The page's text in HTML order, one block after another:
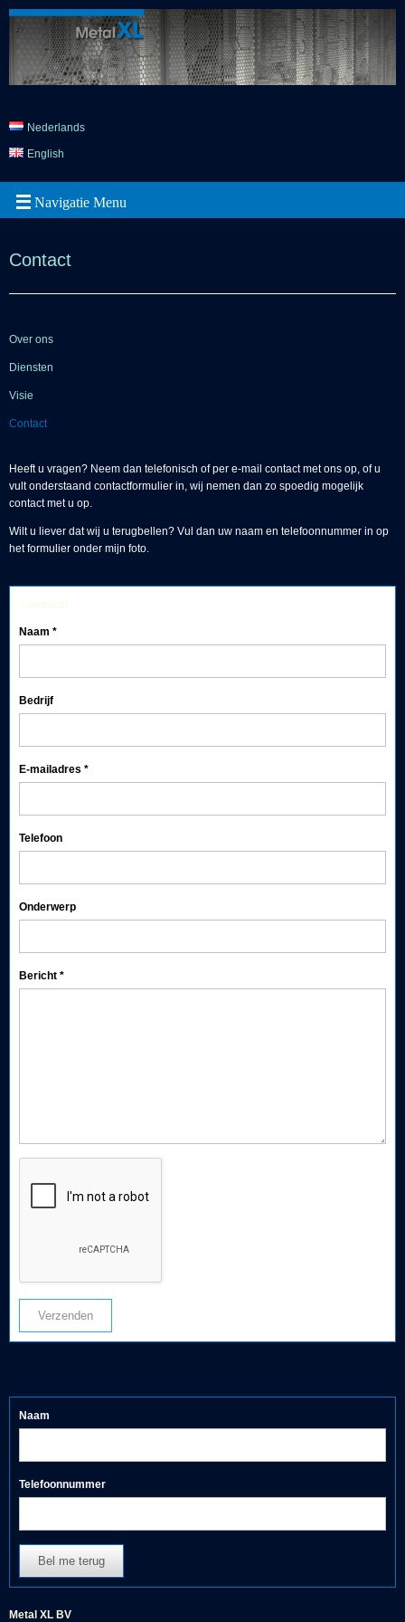
Nederlands
English
Contact
Over ons
Diensten
Visie
Contact
Heeft u vragen? Neem dan telefonisch of per e-mail contact met ons op, of u
vult onderstaand contactformulier in, wij nemen dan zo spoedig mogelijk
contact met u op.
Wilt u liever dat wij u terugbellen? Vul dan uw naam en telefoonnummer in op
het formulier onder mijn foto.
* verplicht
Naam *
Bedrijf
E-mailadres *
Telefoon
Onderwerp
Bericht *
Verzenden
Naam
Telefoonnummer
Bel me terug
Metal XL BV